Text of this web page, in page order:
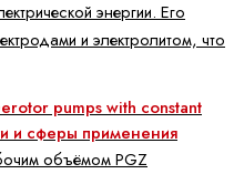
энергии. Его
и электролитом, что
pumps with constant
и сферы применения
объёмом PGZ